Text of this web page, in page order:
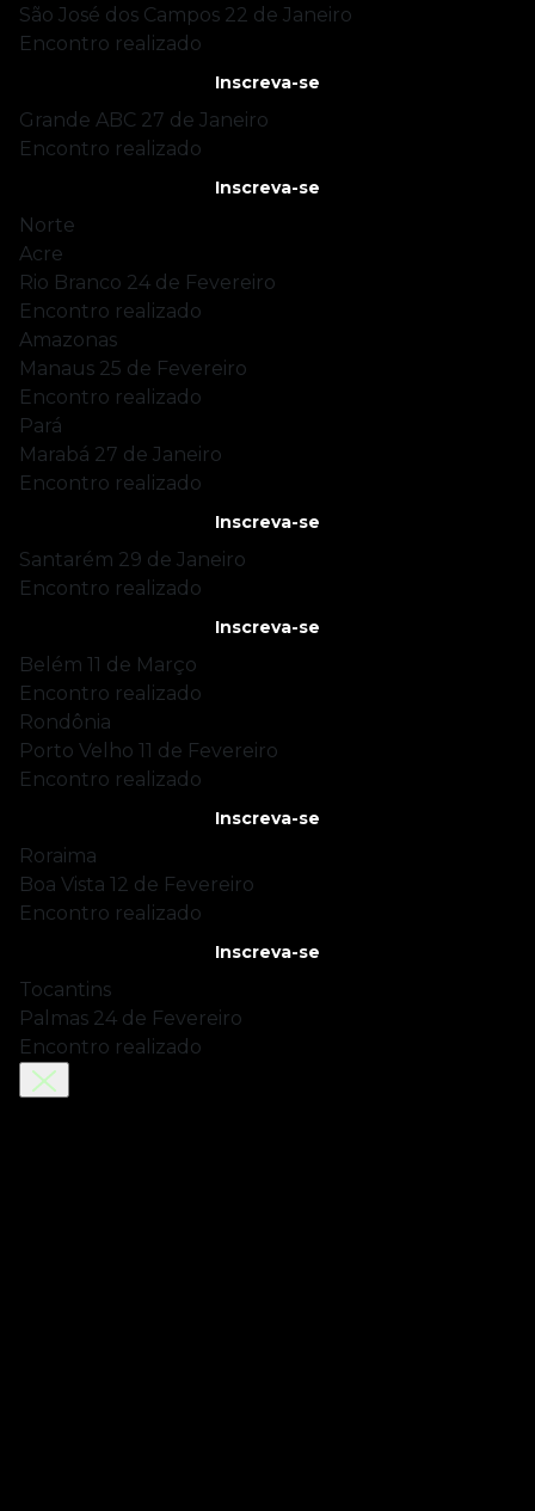
São José dos Campos 22 de Janeiro
Encontro realizado
Inscreva-se
Grande ABC 27 de Janeiro
Encontro realizado
Inscreva-se
Norte
Acre
Rio Branco 24 de Fevereiro
Encontro realizado
Amazonas
Manaus 25 de Fevereiro
Encontro realizado
Pará
Marabá 27 de Janeiro
Encontro realizado
Inscreva-se
Santarém 29 de Janeiro
Encontro realizado
Inscreva-se
Belém 11 de Março
Encontro realizado
Rondônia
Porto Velho 11 de Fevereiro
Encontro realizado
Inscreva-se
Roraima
Boa Vista 12 de Fevereiro
Encontro realizado
Inscreva-se
Tocantins
Palmas 24 de Fevereiro
Encontro realizado